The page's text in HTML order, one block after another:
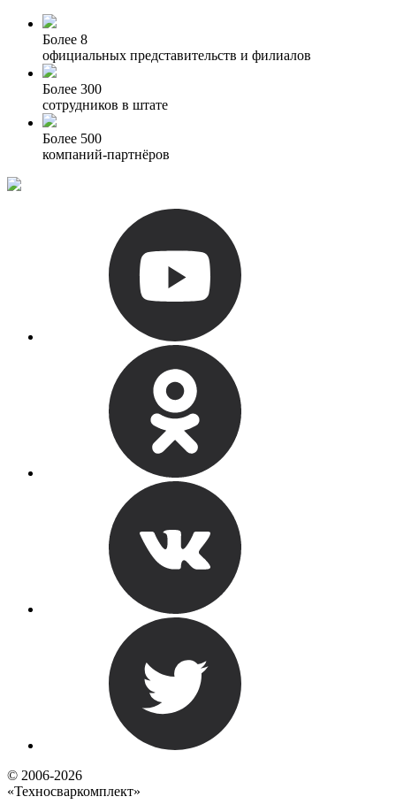
Более 8
официальных представительств и филиалов
Более 300
сотрудников в штате
Более 500
компаний-партнёров
© 2006-2026
«Техносваркомплект»